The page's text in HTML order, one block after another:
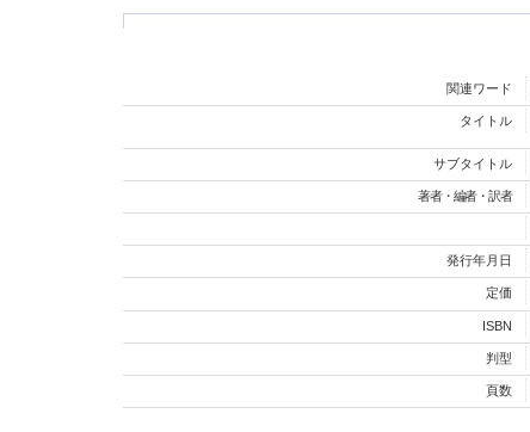
関連ワード
タイトル
サブタイトル
著者・編者・訳者
発行年月日
定価
ISBN
判型
頁数